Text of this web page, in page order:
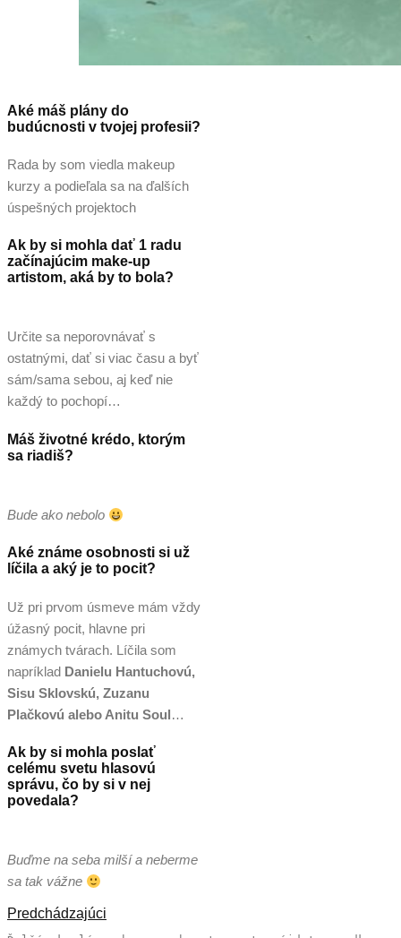
Aké máš plány do
budúcnosti v tvojej profesii?
Rada by som viedla makeup
kurzy a podieľala sa na ďalších
úspešných projektoch
Ak by si mohla dať 1 radu
začínajúcim make-up
artistom, aká by to bola?
Určite sa neporovnávať s
ostatnými, dať si viac času a byť
sám/sama sebou, aj keď nie
každý to pochopí…
Máš životné krédo, ktorým
sa riadiš?
Bude ako nebolo
Aké známe osobnosti si už
líčila a aký je to pocit?
Už pri prvom úsmeve mám vždy
úžasný pocit, hlavne pri
známych tvárach. Líčila som
napríklad Danielu Hantuchovú,
Sisu Sklovskú, Zuzanu
Plačkovú alebo Anitu Soul…
Ak by si mohla poslať
celému svetu hlasovú
správu, čo by si v nej
povedala?
Buďme na seba milší a neberme
sa tak vážne
Predchádzajúci